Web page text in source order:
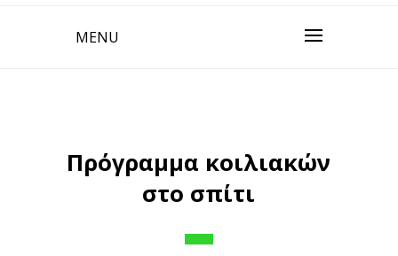
MENU
Πρόγραμμα κοιλιακών
στο σπίτι